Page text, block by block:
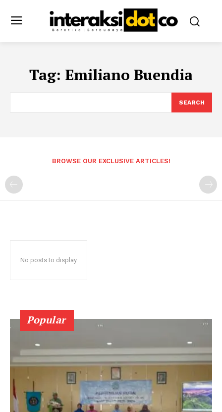
Tag: Emiliano Buendia
SEARCH
BROWSE OUR EXCLUSIVE ARTICLES!
No posts to display
Popular